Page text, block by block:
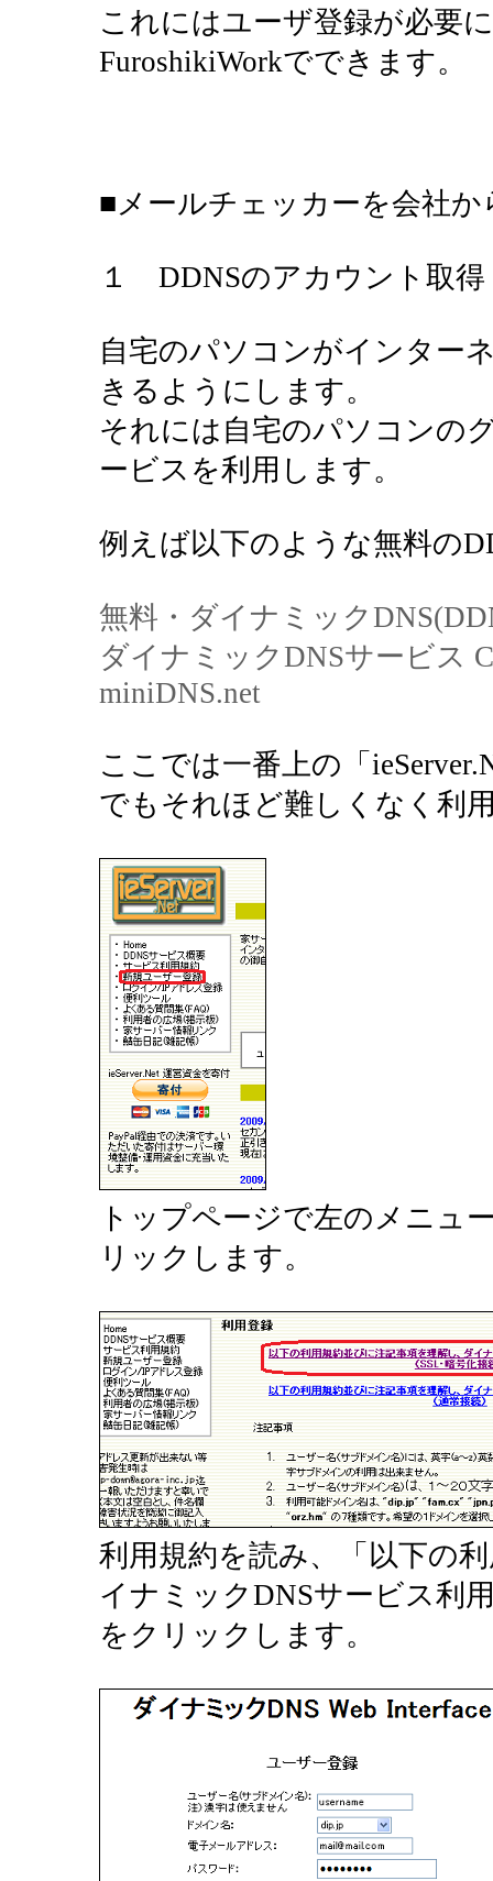
これにはユーザ登録が必要
FuroshikiWorkでできます。
■メールチェッカーを会社
１ DDNSのアカウント取得
自宅のパソコンがインター
きるようにします。
それには自宅のパソコンの
ービスを利用します。
例えば以下のような無料の
無料・ダイナミック
ダイナミックDNSサービス
miniDNS.net
ここでは一番上の「
でもそれほど難しくなく利
トップページで左のメニュ
リックします。
利用規約を読み、「以下の
イナミックDNSサービス利
をクリックします。